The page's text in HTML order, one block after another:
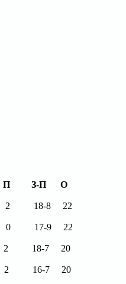
П З-П О
2 18-8 22
0 17-9 22
2 18-7 20
2 16-7 20